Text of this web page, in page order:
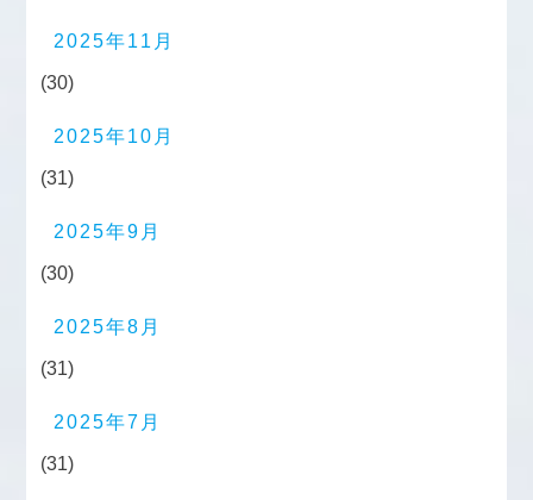
2025年11月
(30)
2025年10月
(31)
2025年9月
(30)
2025年8月
(31)
2025年7月
(31)